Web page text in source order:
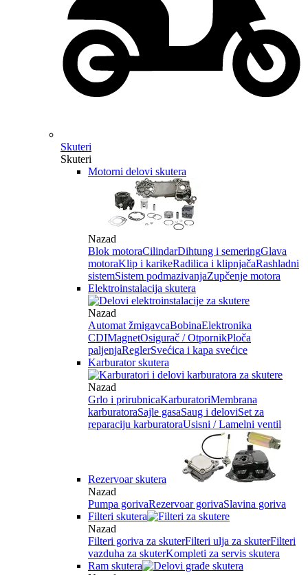
Skuteri
Skuteri
Motorni delovi skutera
Nazad
Blok motoraCilindarDihtung i semeringGlava
motoraKlip i karikeRadilica i klipnjačaRashladni
sistemSistem podmazivanjaZupčenje motora
Elektroinstalacija skutera
Nazad
Automat žmigavcaBobinaElektronika
CDIMagnetOsigurač / OtpornikPloča
paljenjaReglerSvećica i kapa svećice
Karburator skutera
Nazad
Grlo i prirubnicaKarburatoriMembrana
karburatoraSajle gasaSaug i deloviSet za
reparaciju karburatoraUsisni / Lamelni ventil
Rezervoar skutera
Nazad
Pumpa gorivaRezervoar gorivaSlavina goriva
Filteri skutera
Nazad
Filteri goriva za skuterFilteri ulja za skuterFilteri
vazduha za skuterKompleti za servis skutera
Ram skutera